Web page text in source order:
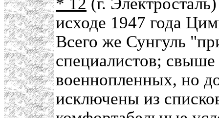
исходе 1947 года
Всего же Сунгуль
специалистов; свыше
военнопленных, но
исключены из